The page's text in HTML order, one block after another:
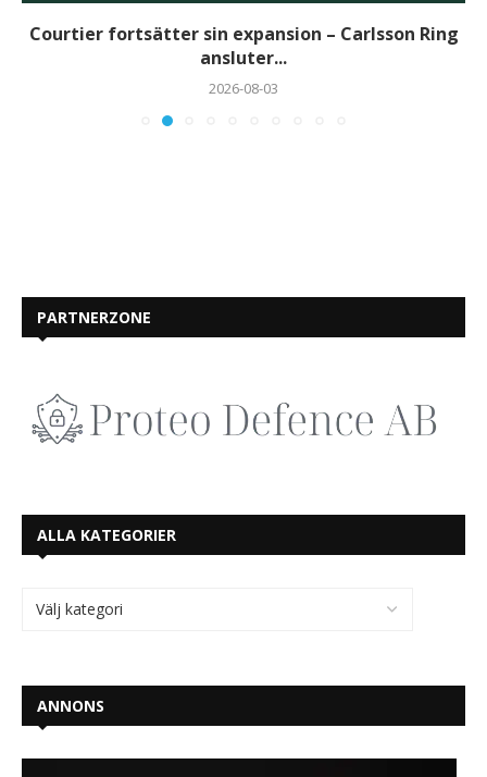
Courtier fortsätter sin expansion – Carlsson Ring
ansluter...
2026-08-03
PARTNERZONE
ALLA KATEGORIER
ANNONS